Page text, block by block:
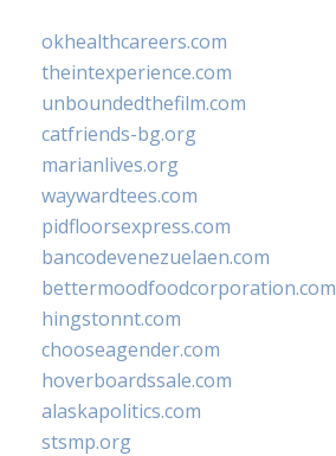
okhealthcareers.com
theintexperience.com
unboundedthefilm.com
catfriends-bg.org
marianlives.org
waywardtees.com
pidfloorsexpress.com
bancodevenezuelaen.com
bettermoodfoodcorporation.com
hingstonnt.com
chooseagender.com
hoverboardssale.com
alaskapolitics.com
stsmp.org